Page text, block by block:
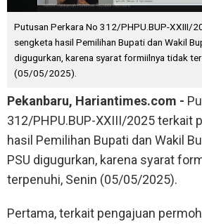
Putusan Perkara No 312/PHPU.BUP-XXIII/
sengketa hasil Pemilihan Bupati dan Wakil
digugurkan, karena syarat formiilnya tidak
(05/05/2025).
Pekanbaru, Hariantimes.com -
312/PHPU.BUP-XXIII/2025 terkait
hasil Pemilihan Bupati dan Wakil
PSU digugurkan, karena syarat
terpenuhi, Senin (05/05/2025).
Pertama, terkait pengajuan